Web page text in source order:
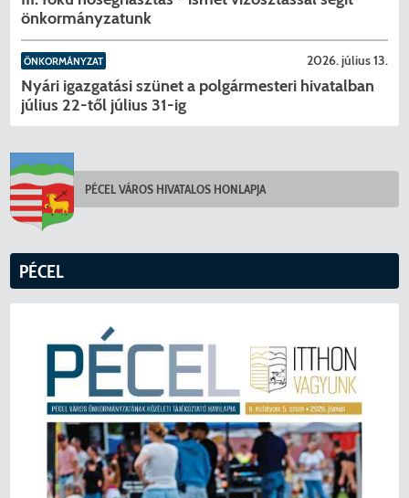
önkormányzatunk
ÖNKORMÁNYZAT 2026. július 13.
Nyári igazgatási szünet a polgármesteri hivatalban
július 22-től július 31-ig
PÉCEL VÁROS HIVATALOS HONLAPJA
PÉCEL